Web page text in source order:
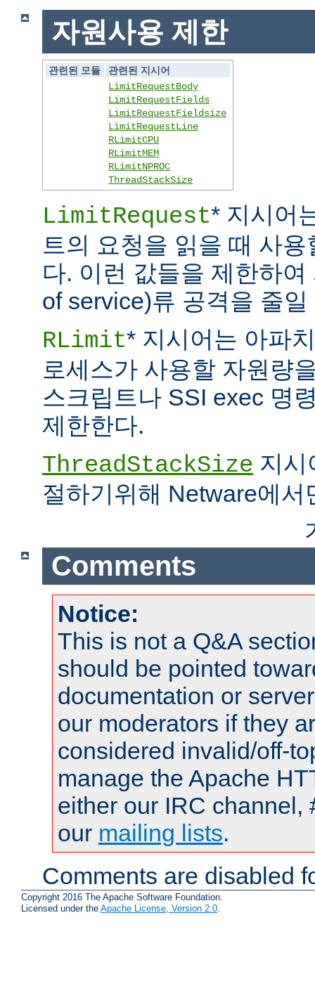
자원사용 제한
관련된 모듈
관련된 지시어
LimitRequestBody
LimitRequestFields
LimitRequestFieldsize
LimitRequestLine
RLimitCPU
RLimitMEM
RLimitNPROC
ThreadStackSize
LimitRequest* 지시어
트의 요청을 읽을 때 사
다. 이런 값들을 제한하
of service)류 공격을 줄일
RLimit* 지시어는 아파
로세스가 사용할 자원량
스크립트나 SSI exec 명
제한한다.
ThreadStackSize 지시
절하기위해 Netware에서
Comments
Notice:
This is not a Q&A
should be pointed
documentation or
our moderators if they
considered invalid/off-
manage the Apache
either our IRC channel,
our mailing lists.
Comments are disabled
Copyright 2016 The Apache Software Foundation.
Licensed under the Apache License, Version 2.0.